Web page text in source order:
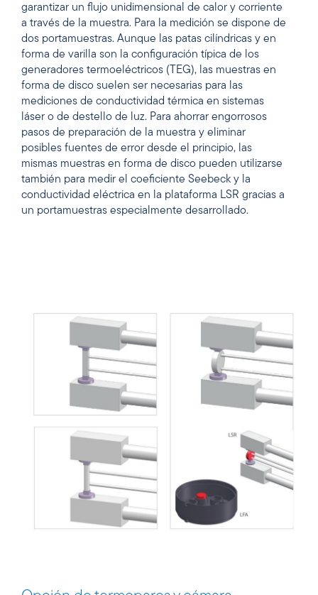
garantizar un flujo unidimensional de calor y corriente
a través de la muestra. Para la medición se dispone de
dos portamuestras. Aunque las patas cilíndricas y en
forma de varilla son la configuración típica de los
generadores termoeléctricos (TEG), las muestras en
forma de disco suelen ser necesarias para las
mediciones de conductividad térmica en sistemas
láser o de destello de luz. Para ahorrar engorrosos
pasos de preparación de la muestra y eliminar
posibles fuentes de error desde el principio, las
mismas muestras en forma de disco pueden utilizarse
también para medir el coeficiente Seebeck y la
conductividad eléctrica en la plataforma LSR gracias a
un portamuestras especialmente desarrollado.